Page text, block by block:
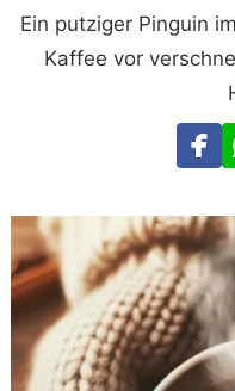
Ein putziger Pinguin
Kaffee vor